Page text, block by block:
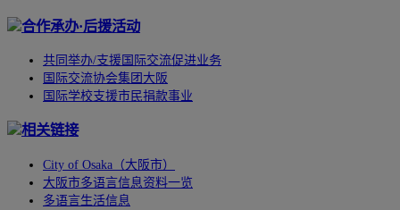
合作承办·后援活动
共同举办/支援国际交流促进业务
国际交流协会集团大阪
国际学校支援市民捐款事业
相关链接
City of Osaka（大阪市）
大阪市多语言信息资料一览
多语言生活信息